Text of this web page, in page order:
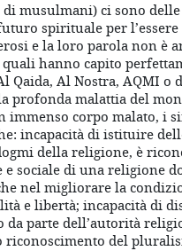
di musulmani) ci sono
spirituale per
e la loro parola non è
hanno capito
Qaida, Al Nostra, AQMI o
profonda malattia del
immenso corpo malato, i
incapacità di istituire
della religione, è
sociale di una religione
nel migliorare la
e libertà; incapacità di
parte dell’autorità
riconoscimento del